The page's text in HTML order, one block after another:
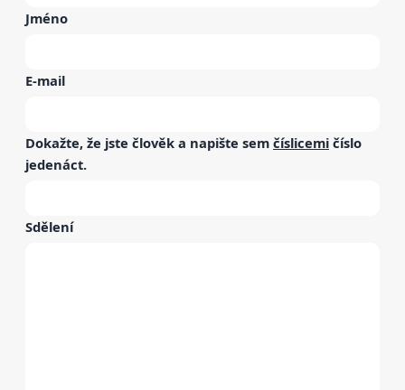
Jméno
E-mail
Dokažte, že jste člověk a napište sem číslicemi číslo
jedenáct.
Sdělení